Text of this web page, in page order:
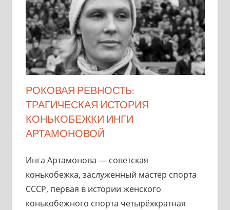
РОКОВАЯ РЕВНОСТЬ:
ТРАГИЧЕСКАЯ ИСТОРИЯ
КОНЬКОБЕЖКИ ИНГИ
АРТАМОНОВОЙ
Инга Артамонова — советская
конькобежка, заслуженный мастер спорта
СССР, первая в истории женского
конькобежного спорта четырёхкратная